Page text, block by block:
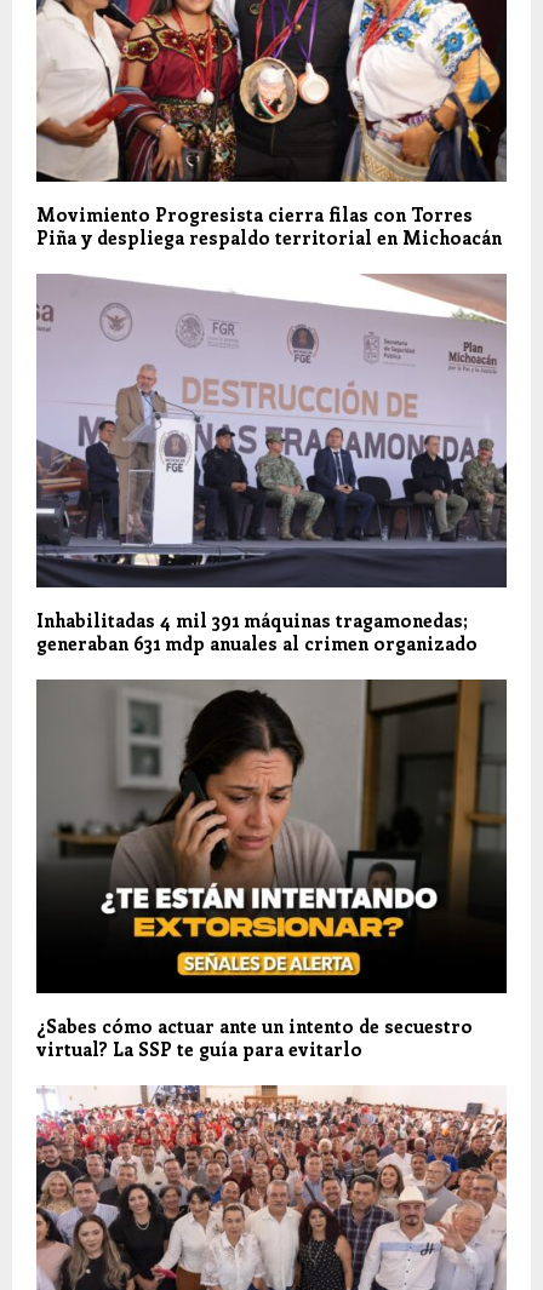
Movimiento Progresista cierra filas con Torres
Piña y despliega respaldo territorial en Michoacán
Inhabilitadas 4 mil 391 máquinas tragamonedas;
generaban 631 mdp anuales al crimen organizado
¿Sabes cómo actuar ante un intento de secuestro
virtual? La SSP te guía para evitarlo